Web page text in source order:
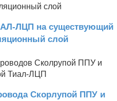
ЛЦП на существующий
слой
Скорлупой ППУ и